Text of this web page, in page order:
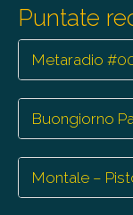
Puntate
Metaradio
Buongiorno
Montale –